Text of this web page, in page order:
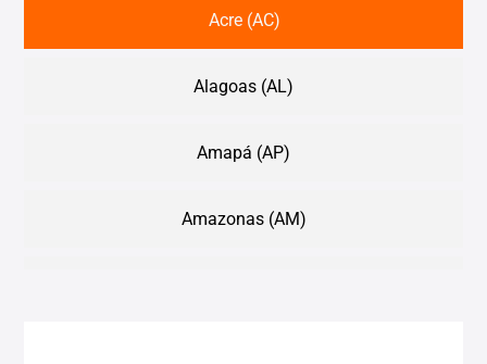
Acre (AC)
Alagoas (AL)
Amapá (AP)
Amazonas (AM)